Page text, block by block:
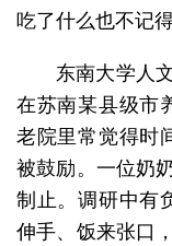
吃了什么也不记得
东南大学人
在苏南某县级市
老院里常觉得时
被鼓励。一位奶
制止。调研中有
伸手、饭来张口